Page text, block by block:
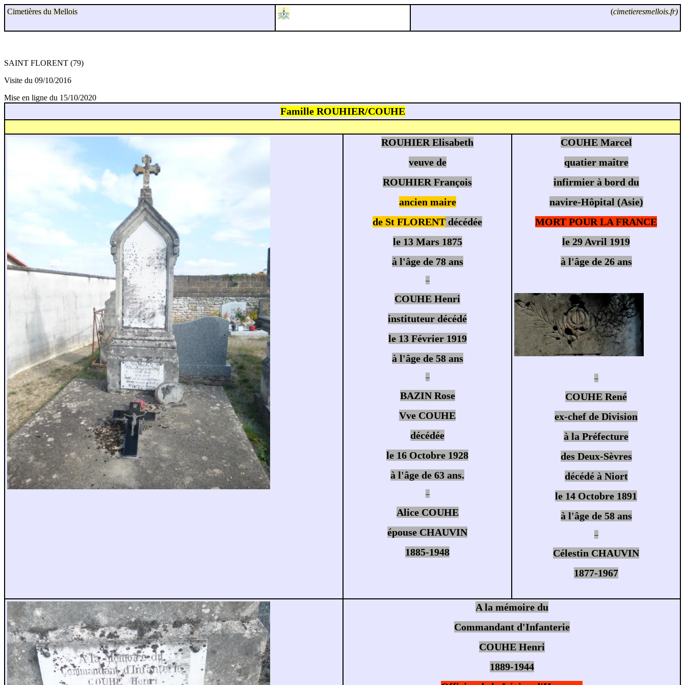
Cimetières du Mellois (cimetieresmellois.fr)
SAINT FLORENT (79)
Visite du 09/10/2016
Mise en ligne du 15/10/2020
Famille ROUHIER/COUHE
ROUHIER Elisabeth
veuve de
ROUHIER François
ancien maire
de St FLORENT décédée
le 13 Mars 1875
à l'âge de 78 ans
–
COUHE Henri
instituteur décédé
le 13 Février 1919
à l'âge de 58 ans
–
BAZIN Rose
Vve COUHE
décédée
le 16 Octobre 1928
à l'âge de 63 ans.
–
Alice COUHE
épouse CHAUVIN
1885-1948
COUHE Marcel
quatier maître
infirmier à bord du
navire-Hôpital (Asie)
MORT POUR LA FRANCE
le 29 Avril 1919
à l'âge de 26 ans
–
COUHE René
ex-chef de Division
à la Préfecture
des Deux-Sèvres
décédé à Niort
le 14 Octobre 1891
à l'âge de 58 ans
–
Célestin CHAUVIN
1877-1967
A la mémoire du
Commandant d'Infanterie
COUHE Henri
1889-1944